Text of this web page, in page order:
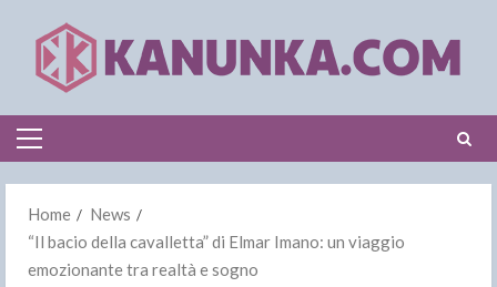
content
Primary
Home
News
“Il bacio della cavalletta” di Elmar Imano: un viaggio
emozionante tra realtà e sogno